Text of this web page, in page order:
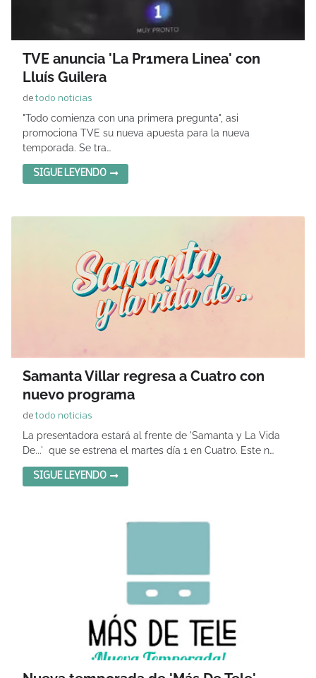
TVE anuncia 'La Pr1mera Linea' con
Lluís Guilera
de todo noticias
"Todo comienza con una primera pregunta", asi
promociona TVE su nueva apuesta para la nueva
temporada. Se tra…
SIGUE LEYENDO
Samanta Villar regresa a Cuatro con
nuevo programa
de todo noticias
La presentadora estará al frente de 'Samanta y La Vida
De...' que se estrena el martes día 1 en Cuatro. Este n…
SIGUE LEYENDO